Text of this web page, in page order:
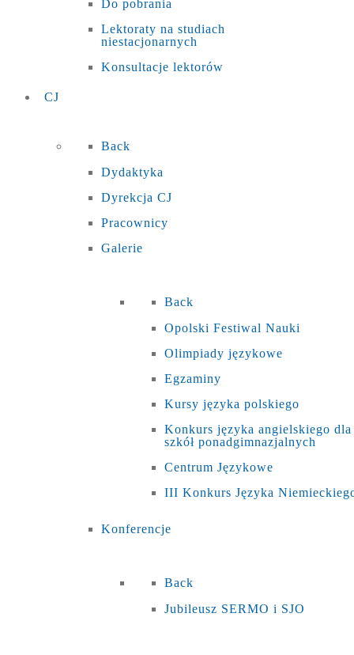
Do pobrania
Lektoraty na studiach
niestacjonarnych
Konsultacje lektorów
CJ
Back
Dydaktyka
Dyrekcja CJ
Pracownicy
Galerie
Back
Opolski Festiwal Nauki
Olimpiady językowe
Egzaminy
Kursy języka polskiego
Konkurs języka angielskiego dla
szkół ponadgimnazjalnych
Centrum Językowe
III Konkurs Języka
Konferencje
Back
Jubileusz SERMO i SJO